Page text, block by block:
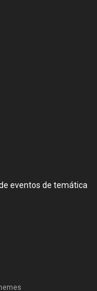
eventos de temática